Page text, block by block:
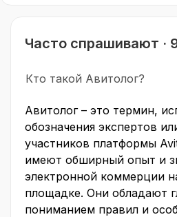
Часто спрашивают ·
Кто такой Авитолог?
Авитолог – это термин,
обозначения экспертов
участников платформы
имеют обширный опыт и
электронной коммерции
площадке. Они обладают
пониманием правил и